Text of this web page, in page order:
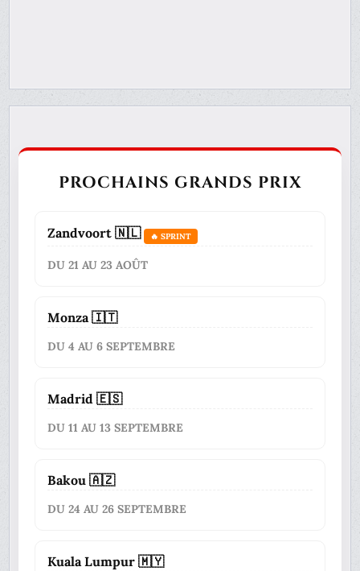
PROCHAINS GRANDS PRIX
Zandvoort 🇳🇱 🔥 SPRINT
DU 21 AU 23 AOÛT
Monza 🇮🇹
DU 4 AU 6 SEPTEMBRE
Madrid 🇪🇸
DU 11 AU 13 SEPTEMBRE
Bakou 🇦🇿
DU 24 AU 26 SEPTEMBRE
Kuala Lumpur 🇲🇾